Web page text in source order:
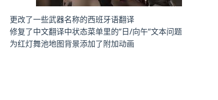
更改了一些武器名称的西班牙语翻译
修复了中文翻译中状态菜单里的”日/向午”文本问题
为红灯舞池地图背景添加了附加动画